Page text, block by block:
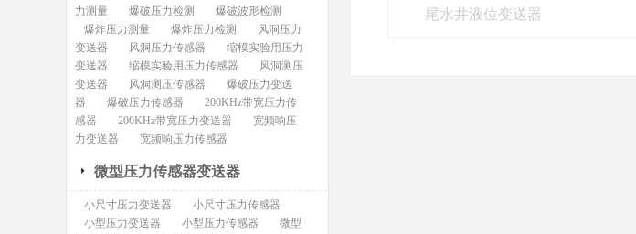
尾水井液位变送器
力测量
爆破压力检测
爆破波形检测
爆炸压力测量
爆炸压力检测
风洞压力
变送器
风洞压力传感器
缩模实验用压力
变送器
缩模实验用压力传感器
风洞测压
变送器
风洞测压传感器
爆破压力变送
器
爆破压力传感器
200KHz带宽压力传
感器
200KHz带宽压力变送器
宽频响压
力变送器
宽频响压力传感器
微型压力传感器变送器
小尺寸压力变送器
小尺寸压力传感器
小型压力变送器
小型压力传感器
微型